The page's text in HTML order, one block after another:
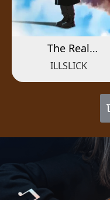
The Real
Suvarnabhumi
ILLSLICK